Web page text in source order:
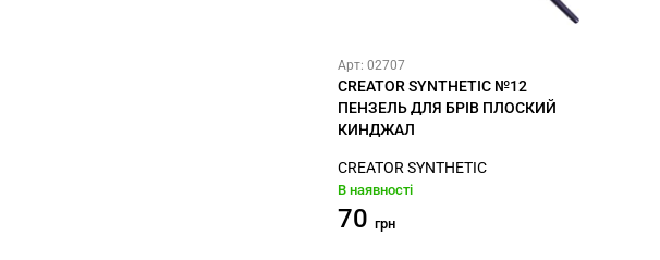
Арт: 02707
CREATOR SYNTHETIC №12
ПЕНЗЕЛЬ ДЛЯ БРІВ ПЛОСКИЙ
КИНДЖАЛ
CREATOR SYNTHETIC
В наявності
70 грн